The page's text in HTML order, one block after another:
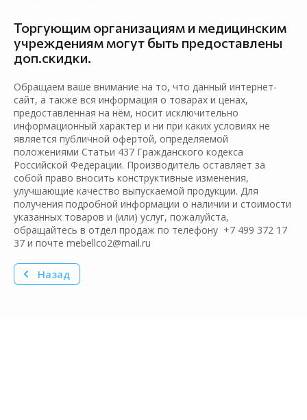
Торгующим организациям и медицинским
учреждениям могут быть предоставлены
доп.скидки.
Обращаем ваше внимание на то, что данный интернет-
сайт, а также вся информация о товарах и ценах,
предоставленная на нём, носит исключительно
информационный характер и ни при каких условиях не
является публичной офертой, определяемой
положениями Статьи 437 Гражданского кодекса
Российской Федерации. Производитель оставляет за
собой право вносить конструктивные изменения,
улучшающие качество выпускаемой продукции. Для
получения подробной информации о наличии и стоимости
указанных товаров и (или) услуг, пожалуйста,
обращайтесь в отдел продаж по телефону +7 499 372 17
37 и почте mebellco2@mail.ru
Назад